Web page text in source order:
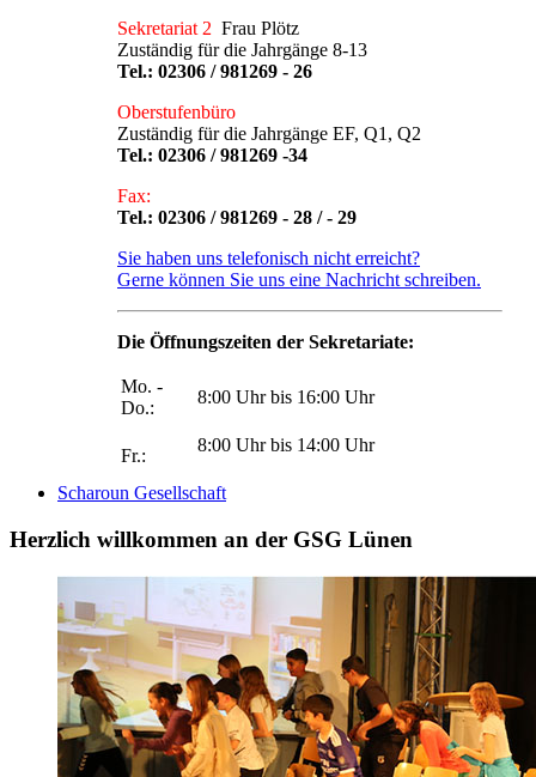
Sekretariat 2 Frau Plötz
Zuständig für die Jahrgänge 8-13
Tel.: 02306 / 981269 - 26
Oberstufenbüro
Zuständig für die Jahrgänge EF, Q1, Q2
Tel.: 02306 / 981269 -34
Fax:
Tel.: 02306 / 981269 - 28 / - 29
Sie haben uns telefonisch nicht erreicht?
Gerne können Sie uns eine Nachricht schreiben.
Die Öffnungszeiten der Sekretariate:
Mo. -
Do.:
8:00 Uhr bis 16:00 Uhr
Fr.:
8:00 Uhr bis 14:00 Uhr
Scharoun Gesellschaft
Herzlich willkommen an der GSG Lünen